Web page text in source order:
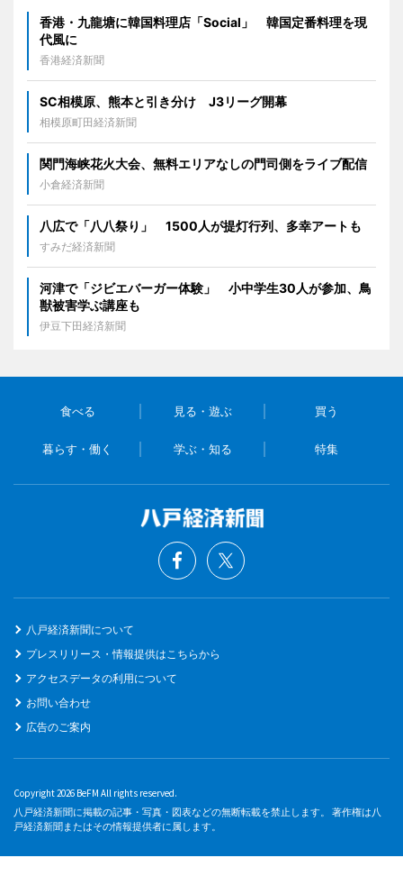
香港・九龍塘に韓国料理店「Social」 韓国定番料理を現
代風に
香港経済新聞
SC相模原、熊本と引き分け J3リーグ開幕
相模原町田経済新聞
関門海峡花火大会、無料エリアなしの門司側をライブ配信
小倉経済新聞
八広で「八八祭り」 1500人が提灯行列、多幸アートも
すみだ経済新聞
河津で「ジビエバーガー体験」 小中学生30人が参加、鳥
獣被害学ぶ講座も
伊豆下田経済新聞
食べる 見る・遊ぶ 買う
暮らす・働く 学ぶ・知る 特集
八戸経済新聞について
プレスリリース・情報提供はこちらから
アクセスデータの利用について
お問い合わせ
広告のご案内
Copyright 2026 BeFM All rights reserved.
八戸経済新聞に掲載の記事・写真・図表などの無断転載を禁止します。 著作権は八
戸経済新聞またはその情報提供者に属します。